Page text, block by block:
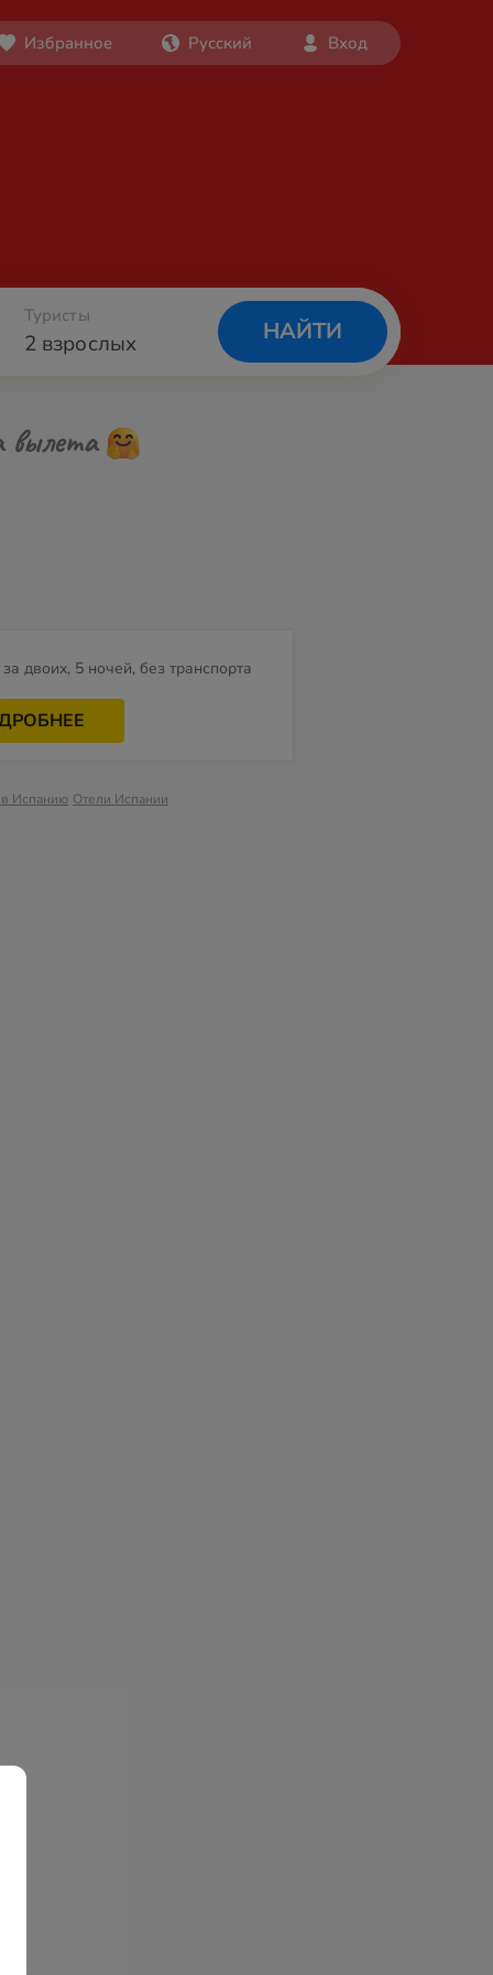
Избранное Русский Вход
2 взрослых
Туристы
НАЙТИ
вылета
за двоих, 5 ночей, без транспорта
в Испанию Отели Испании